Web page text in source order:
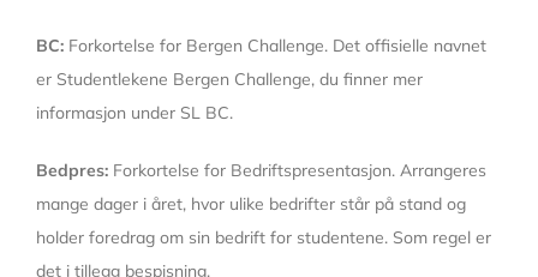
BC: Forkortelse for Bergen Challenge. Det offisielle navnet
er Studentlekene Bergen Challenge, du finner mer
informasjon under SL BC.
Bedpres: Forkortelse for Bedriftspresentasjon. Arrangeres
mange dager i året, hvor ulike bedrifter står på stand og
holder foredrag om sin bedrift for studentene. Som regel er
det i tillegg bespisning.